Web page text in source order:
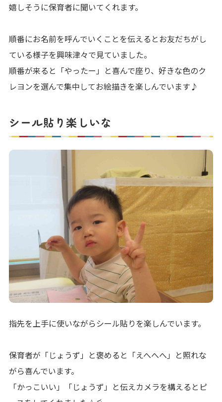
嬉しそうに保育者に聞いてくれます。
順番にお名前を呼んでいくことを伝えるとお友だちがし
ている様子を興味津々で見ていました。
順番が来ると「やったー」と喜んで座り、好きな色のク
レヨンを選んで集中してお絵描きを楽しんでいます♪
シール貼り楽しいな
指先を上手に使いながらシール貼りを楽しんでいます。
保育者が「じょうず」と褒めると「えへへへ」と照れな
がら喜んでいます。
「かっこいい」「じょうず」と伝えカメラを構えるとピ